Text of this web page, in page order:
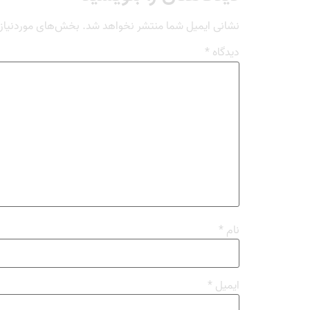
نشانی ایمیل شما منتشر نخواهد شد. بخش‌های
دیدگاه *
نام *
ایمیل *